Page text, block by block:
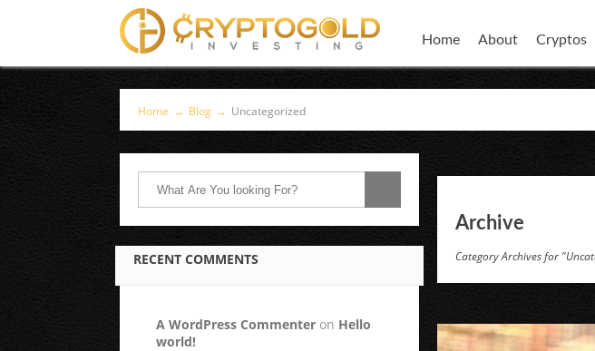
Home About Cryptos
Home → Blog → Uncategorized
RECENT COMMENTS
A WordPress Commenter on Hello
world!
Archive
Category Archives for